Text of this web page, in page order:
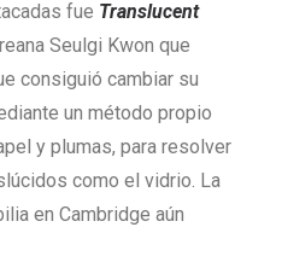
fue Translucent
Seulgi Kwon que
consiguió cambiar su
un método propio
y plumas, para resolver
como el vidrio. La
en Cambridge aún